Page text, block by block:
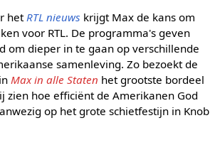
hetRTL nieuws krijgt Max de kans om
voor RTL. De programma's geven
om dieper in te gaan op verschillende
samenleving. Zo bezoekt de
Max in alle Staten het grootste bordeel
zien hoe efficiënt de Amerikanen God
op het grote schietfestijn in Knob